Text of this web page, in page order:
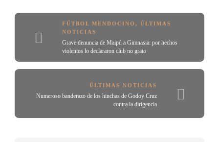
FÚTBOL MENDOCINO , ÚLTIMAS
NOTICIAS
Grave denuncia de Maipú a Gimnasia: por hechos
violentos lo declararon club no grato
ÚLTIMAS NOTICIAS
Numeroso banderazo de los hinchas de Godoy Cruz
contra la dirigencia